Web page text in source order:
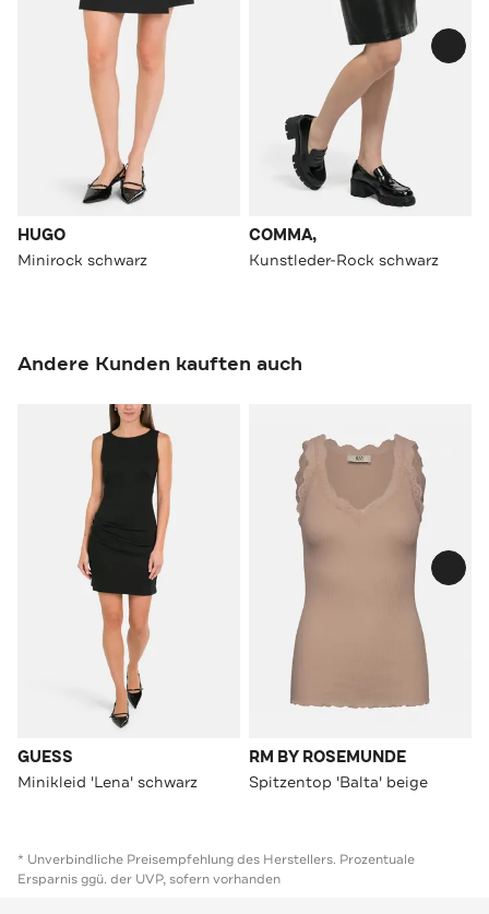
HUGO
Minirock schwarz
COMMA,
Kunstleder-Rock schwarz
Andere Kunden kauften auch
GUESS
Minikleid 'Lena' schwarz
RM BY ROSEMUNDE
Spitzentop 'Balta' beige
* Unverbindliche Preisempfehlung des Herstellers. Prozentuale
Ersparnis ggü. der UVP, sofern vorhanden